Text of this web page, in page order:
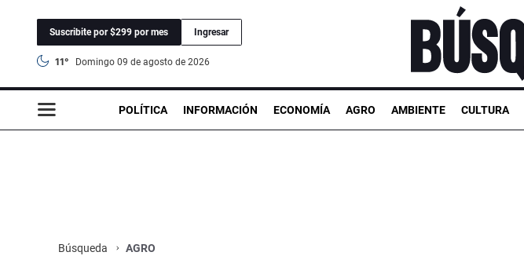
Suscribite por $299 por mes Ingresar
11° domingo 09 de agosto de 2026
POLÍTICA INFORMACIÓN ECONOMÍA AGRO AMBIENTE CULTURA
Búsqueda AGRO